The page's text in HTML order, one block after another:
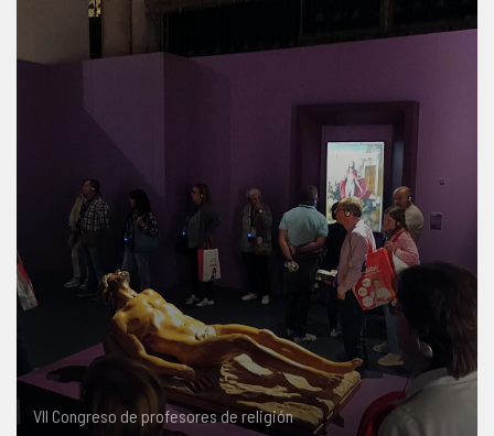
VII Congreso de profesores de religión